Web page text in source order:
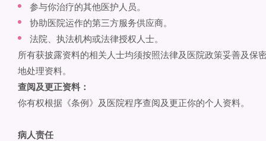
参与你治疗的其他医护人员。
协助医院运作的第三方服务供应商。
法院、执法机构或法律授权人士。
所有获披露资料的相关人士均须按照法律及医院政策妥善及保
地处理资料。
查阅及更正资料：
你有权根据《条例》及医院程序查阅及更正你的个人资料。
病人责任